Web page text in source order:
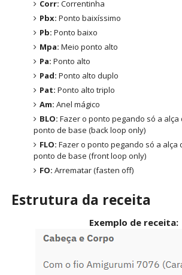
Corr:Correntinha
Pbx: Ponto baixíssimo
Pb: Ponto baixo
Mpa: Meio ponto alto
Pa: Ponto alto
Pad:Ponto alto duplo
Pat:Ponto alto triplo
Am: Anel mágico
BLO: Fazer o ponto pegando só a alça
ponto de base (back loop only)
FLO:Fazer o ponto pegando só a alça
ponto de base (front loop only)
FO:Arrematar (fasten off)
Estrutura da receita
Exemplo de receita: